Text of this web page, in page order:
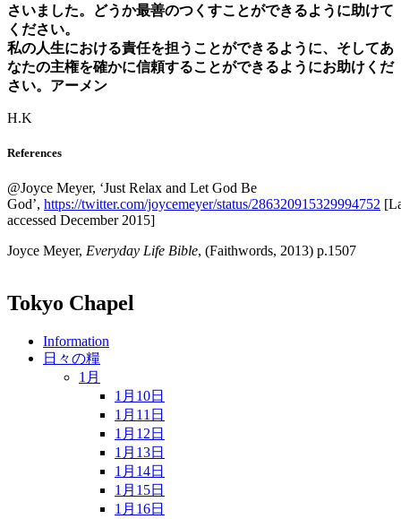
さいました。どうか最善のつくすことができるように助けて
ください。
私の人生における責任を担うことができるように、そしてあ
なたの主権を確かに信頼することができるようにお助けくだ
さい。アーメン
H.K
References
@Joyce Meyer, ‘Just Relax and Let God Be
God’, https://twitter.com/joycemeyer/status/286320915329994752
accessed December 2015]
Joyce Meyer, Everyday Life Bible, (Faithwords, 2013) p.1507
Tokyo Chapel
Information
日々の糧
1月
1月10日
1月11日
1月12日
1月13日
1月14日
1月15日
1月16日